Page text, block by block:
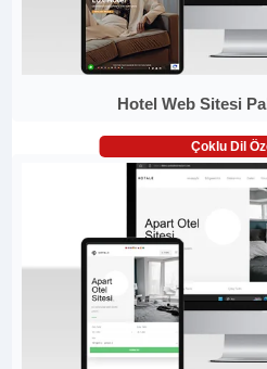
Hotel Web Sitesi
Çoklu Dil